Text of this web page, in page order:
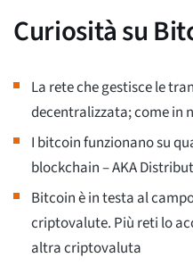
Curiosità su
La rete che gestisce le
decentralizzata; come in
I bitcoin funzionano su
blockchain – AKA
Bitcoin è in testa al
criptovalute. Più reti lo
altra criptovaluta